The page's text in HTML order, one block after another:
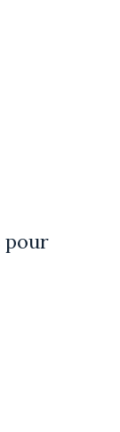
pour